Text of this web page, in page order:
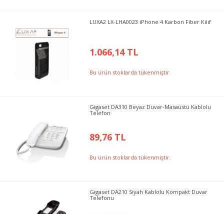
LUXA2 LX-LHA0023 iPhone 4 Karbon Fiber Kılıf
1.066,14 TL
Bu ürün stoklarda tükenmiştir.
Gigaset DA310 Beyaz Duvar-Masaüstü Kablolu
Telefon
89,76 TL
Bu ürün stoklarda tükenmiştir.
Gigaset DA210 Siyah Kablolu Kompakt Duvar
Telefonu